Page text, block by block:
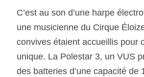
C’est au son d’une harpe
une musicienne du Cirque
convives étaient accueillis pour
unique. La Polestar 3, un VUS
des batteries d’une capacité de